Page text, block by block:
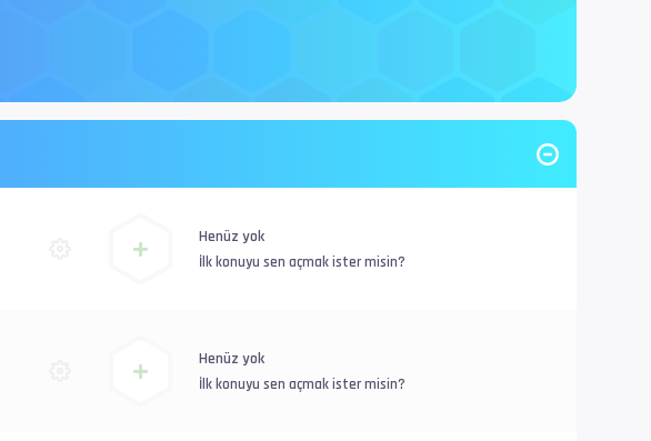
Henüz yok
İlk konuyu sen açmak ister misin?
Henüz yok
İlk konuyu sen açmak ister misin?